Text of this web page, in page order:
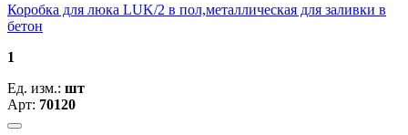
Коробка для люка LUK/2 в пол,металлическая для заливки в
бетон
1
Ед. изм.: шт
Арт: 70120